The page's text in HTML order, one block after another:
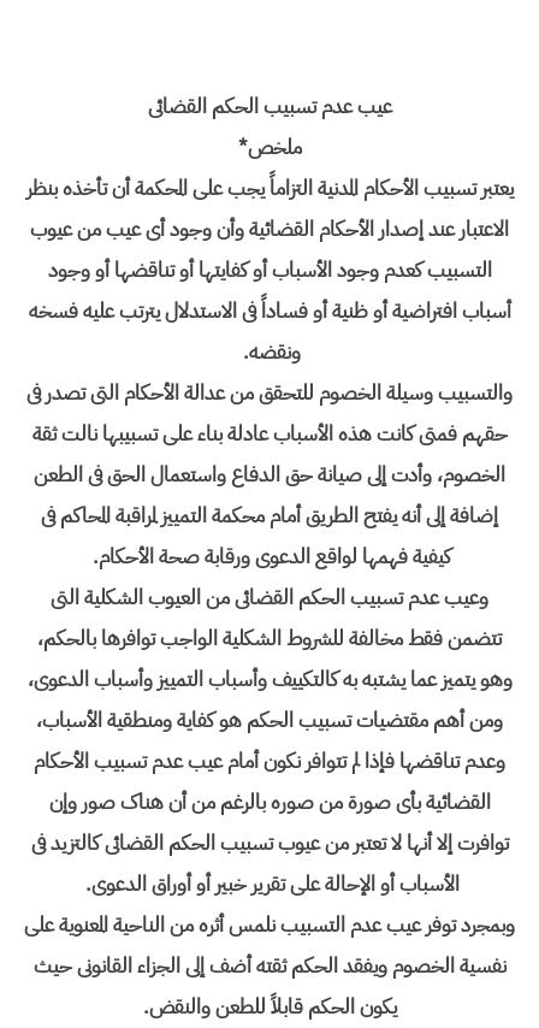
عیب عدم تسبیب الحکم القضائی
ملخص*
یعتبر تسبیب الأحکام المدنیة التزاماً یجب على المحکمة أن تأخذه بنظر
الاعتبار عند إصدار الأحکام القضائیة وأن وجود أی عیب من عیوب
التسبیب کعدم وجود الأسباب أو کفایتها أو تناقضها أو وجود
أسباب افتراضیة أو ظنیة أو فساداً فی الاستدلال یترتب علیه فسخه
ونقضه.
والتسبیب وسیلة الخصوم للتحقق من عدالة الأحکام التی تصدر فی
حقهم فمتى کانت هذه الأسباب عادلة بناء على تسبیبها نالت ثقة
الخصوم، وأدت إلى صیانة حق الدفاع واستعمال الحق فی الطعن
إضافة إلى أنه یفتح الطریق أمام محکمة التمییز لمراقبة المحاکم فی
کیفیة فهمها لواقع الدعوى ورقابة صحة الأحکام.
وعیب عدم تسبیب الحکم القضائی من العیوب الشکلیة التی
تتضمن فقط مخالفة للشروط الشکلیة الواجب توافرها بالحکم،
وهو یتمیز عما یشتبه به کالتکییف وأسباب التمییز وأسباب الدعوى،
ومن أهم مقتضیات تسبیب الحکم هو کفایة ومنطقیة الأسباب،
وعدم تناقضها فإذا لم تتوافر نکون أمام عیب عدم تسبیب الأحکام
القضائیة بأی صورة من صوره بالرغم من أن هناک صور وإن
توافرت إلا أنها لا تعتبر من عیوب تسبیب الحکم القضائی کالتزید فی
الأسباب أو الإحالة على تقریر خبیر أو أوراق الدعوى.
وبمجرد توفر عیب عدم التسبیب نلمس أثره من الناحیة المعنویة على
نفسیة الخصوم ویفقد الحکم ثقته أضف إلى الجزاء القانونی حیث
یکون الحکم قابلاً للطعن والنقض.